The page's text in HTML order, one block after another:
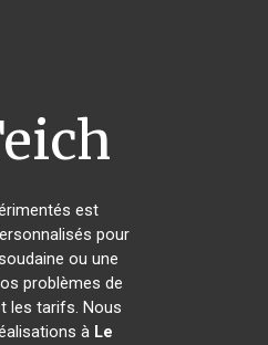
est
pour
ou une
problèmes de
les tarifs. Nous
à Le